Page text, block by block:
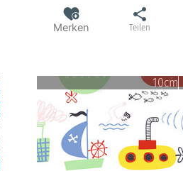
Merken Teilen
10cm